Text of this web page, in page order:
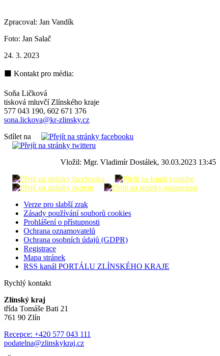
Zpracoval: Jan Vandík
Foto: Jan Salač
24. 3. 2023
⬛ Kontakt pro média:
Soňa Ličková
tisková mluvčí Zlínského kraje
577 043 190, 602 671 376
sona.lickova@kr-zlinsky.cz
Sdílet na
Vložil: Mgr. Vladimír Dostálek, 30.03.2023 13:45
Verze pro slabší zrak
Zásady používání souborů cookies
Prohlášení o přístupnosti
Ochrana oznamovatelů
Ochrana osobních údajů (GDPR)
Registrace
Mapa stránek
RSS kanál PORTÁLU ZLÍNSKÉHO KRAJE
Rychlý kontakt
Zlínský kraj
třída Tomáše Bati 21
761 90 Zlín
Recepce: +420 577 043 111
podatelna@zlinskykraj.cz